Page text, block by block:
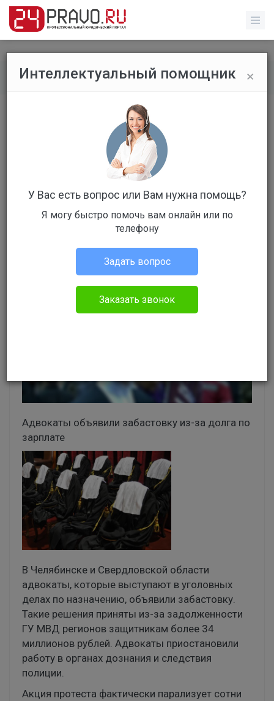
Все публикации / Прочее
Адвокаты объявили забастовку из-
за долга по зарплате
Зинуров Александр
Адвокаты объявили забастовку из-за долга по
зарплате
В Челябинске и Свердловской области
адвокаты, которые выступают в уголовных
делах по назначению, объявили забастовку.
Такие решения приняты из-за задолженности
ГУ МВД регионов защитникам более 34
миллионов рублей. Адвокаты приостановили
работу в органах дознания и следствия
полиции.
Акция протеста фактически парализует сотни
×
Интеллектуальный помощник
У Вас есть вопрос или Вам нужна помощь?
Я могу быстро помочь вам онлайн или по
телефону
Задать вопрос
Заказать звонок